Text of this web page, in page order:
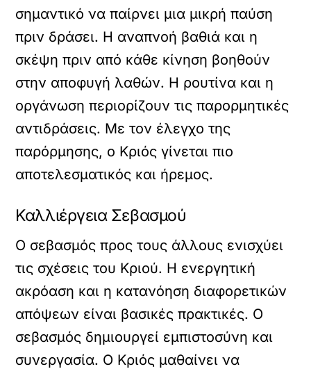
σημαντικό να παίρνει μια μικρή παύση
πριν δράσει. Η αναπνοή βαθιά και η
σκέψη πριν από κάθε κίνηση βοηθούν
στην αποφυγή λαθών. Η ρουτίνα και η
οργάνωση περιορίζουν τις παρορμητικές
αντιδράσεις. Με τον έλεγχο της
παρόρμησης, ο Κριός γίνεται πιο
αποτελεσματικός και ήρεμος.
Καλλιέργεια Σεβασμού
Ο σεβασμός προς τους άλλους ενισχύει
τις σχέσεις του Κριού. Η ενεργητική
ακρόαση και η κατανόηση διαφορετικών
απόψεων είναι βασικές πρακτικές. Ο
σεβασμός δημιουργεί εμπιστοσύνη και
συνεργασία. Ο Κριός μαθαίνει να